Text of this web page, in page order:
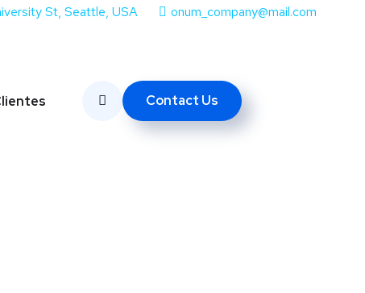
St, Seattle, USA onum_company@mail.com
Contact Us